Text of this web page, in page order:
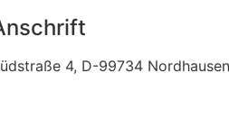
4, D-99734 Nordhausen